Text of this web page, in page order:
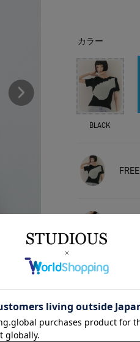
カラー
BLACK
FREE